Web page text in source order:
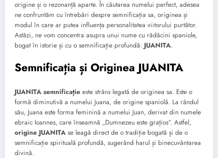
origine și o rezonanță aparte. În căutarea numelui perfect, adesea
ne confruntăm cu întrebări despre semnificația sa, originea și
modul în care ar putea influența personalitatea viitorului purtător.
Astăzi, ne vom concentra asupra unui nume cu rădăcini spaniole,
bogat în istorie și cu o semnificație profundă: JUANITA.
Semnificația și Originea JUANITA
JUANITA semnificație este strâns legată de originea sa. Este o
formă diminutivă a numelui Juana, de origine spaniolă. La rândul
său, Juana este forma feminină a numelui Juan, derivat din numele
ebraic Ioannes, care înseamnă „Dumnezeu este grațios”. Astfel,
origine JUANITA se leagă direct de o tradiție bogată și de o
semnificație spirituală profundă, sugerând harul și binecuvântarea
divină.